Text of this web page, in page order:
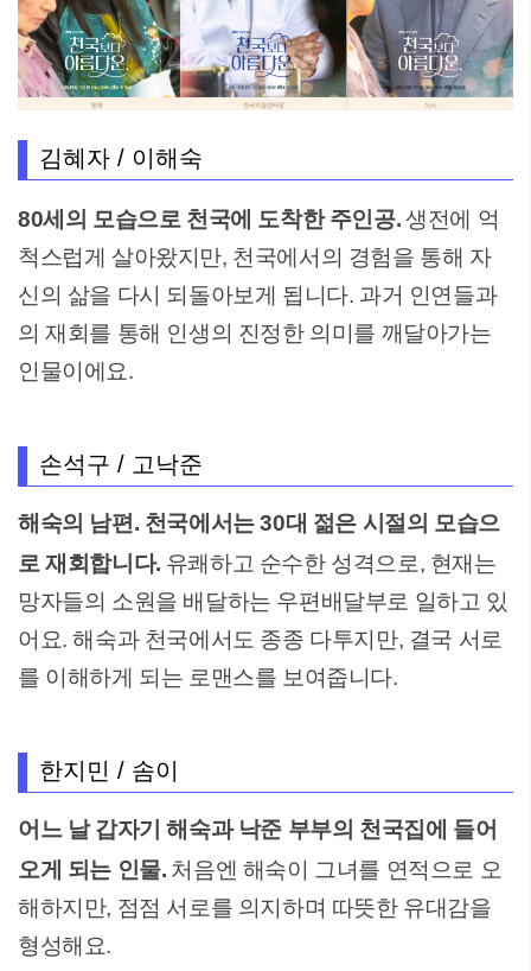
김혜자 / 이해숙
80세의 모습으로 천국에 도착한 주인공.생전에 억
척스럽게 살아왔지만, 천국에서의 경험을 통해 자
신의 삶을 다시 되돌아보게 됩니다. 과거 인연들과
의 재회를 통해 인생의 진정한 의미를 깨달아가는
인물이에요.
손석구 / 고낙준
해숙의 남편. 천국에서는 30대 젊은 시절의 모습으
로 재회합니다. 유쾌하고 순수한 성격으로, 현재는
망자들의 소원을 배달하는 우편배달부로 일하고 있
어요. 해숙과 천국에서도 종종 다투지만, 결국 서로
를 이해하게 되는 로맨스를 보여줍니다.
한지민 / 솜이
어느 날 갑자기 해숙과 낙준 부부의 천국집에 들어
오게 되는 인물. 처음엔 해숙이 그녀를 연적으로 오
해하지만, 점점 서로를 의지하며 따뜻한 유대감을
형성해요.